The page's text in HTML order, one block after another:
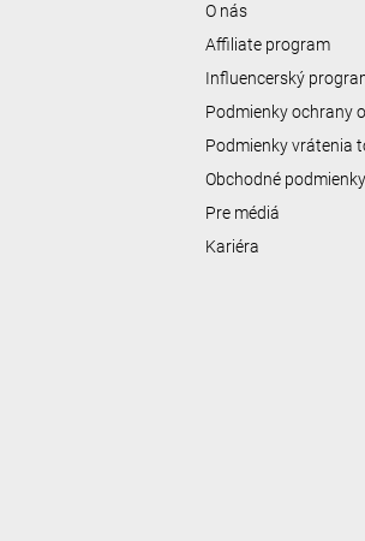
O nás
Affiliate program
Influencerský
Podmienky ochrany
Podmienky vrátenia
Obchodné podmienky
Pre médiá
Kariéra